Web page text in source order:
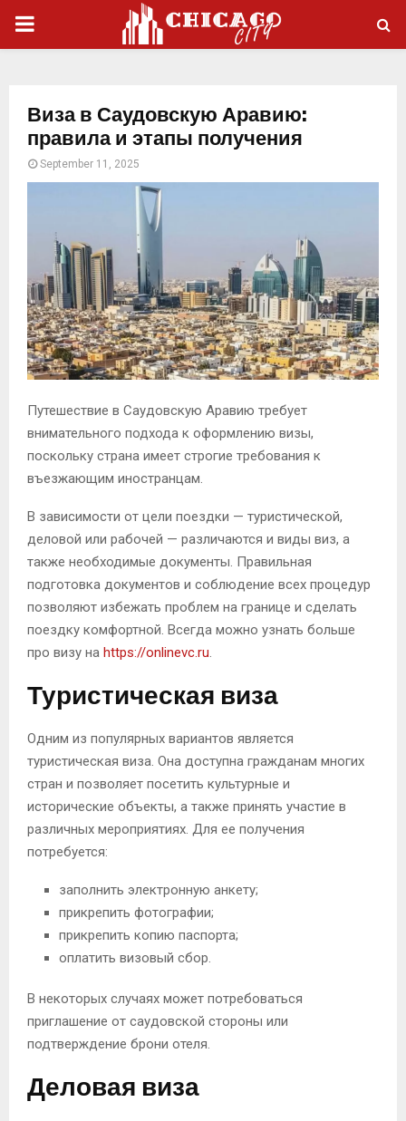
PRIMARY
Виза в Саудовскую Аравию:
правила и этапы получения
September 11, 2025
Путешествие в Саудовскую Аравию требует
внимательного подхода к оформлению визы,
поскольку страна имеет строгие требования к
въезжающим иностранцам.
В зависимости от цели поездки — туристической,
деловой или рабочей — различаются и виды виз, а
также необходимые документы. Правильная
подготовка документов и соблюдение всех процедур
позволяют избежать проблем на границе и сделать
поездку комфортной. Всегда можно узнать больше
про визу на https://onlinevc.ru.
Туристическая виза
Одним из популярных вариантов является
туристическая виза. Она доступна гражданам многих
стран и позволяет посетить культурные и
исторические объекты, а также принять участие в
различных мероприятиях. Для ее получения
потребуется:
заполнить электронную анкету;
прикрепить фотографии;
прикрепить копию паспорта;
оплатить визовый сбор.
В некоторых случаях может потребоваться
приглашение от саудовской стороны или
подтверждение брони отеля.
Деловая виза